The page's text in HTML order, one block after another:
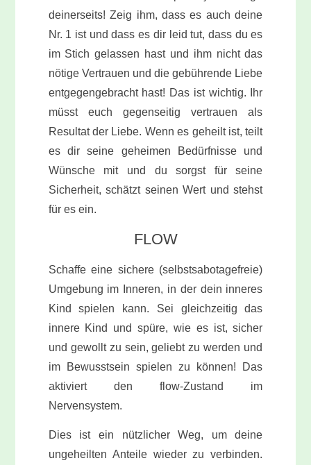
deinerseits! Zeig ihm, dass es auch deine
Nr. 1 ist und dass es dir leid tut, dass du es
im Stich gelassen hast und ihm nicht das
nötige Vertrauen und diegebührende Liebe
entgegengebracht hast! Das ist wichtig. Ihr
müsst euch gegenseitig vertrauen als
Resultat der Liebe. Wenn es geheilt ist, teilt
es dir seine geheimen Bedürfnisse und
Wünsche mit und du sorgst für seine
Sicherheit, schätzt seinen Wert und stehst
für es ein.
FLOW
Schaffe eine sichere (selbstsabotagefreie)
Umgebung im Inneren, in der dein inneres
Kind spielen kann. Sei gleichzeitig das
innere Kind und spüre, wie es ist, sicher
und gewollt zu sein, geliebt zu werden und
im Bewusstsein spielen zu können! Das
aktiviert den flow-Zustand im
Nervensystem.
Dies ist ein nützlicher Weg, um deine
ungeheilten Anteile wieder zu verbinden.